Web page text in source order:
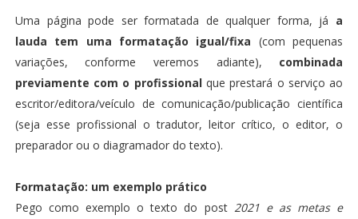
Uma página pode ser formatada de qualquer forma, já a
lauda tem uma formatação igual/fixa (com pequenas
variações, conforme veremos adiante), combinada
previamente com o profissional que prestará o serviço ao
escritor/editora/veículo de comunicação/publicação científica
(seja esse profissional o tradutor, leitor crítico, o editor, o
preparador ou o diagramador do texto).
Formatação: um exemplo prático
Pego como exemplo o texto do post 2021 e as metas e